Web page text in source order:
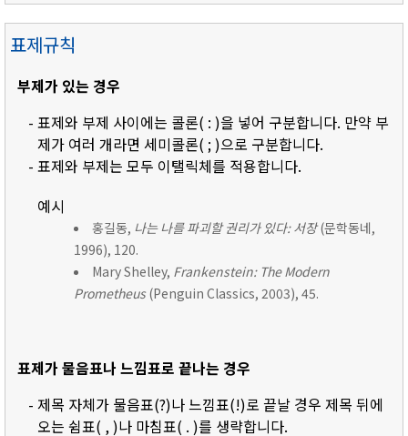
표제규칙
부제가 있는 경우
- 표제와 부제 사이에는 콜론( : )을 넣어 구분합니다. 만약 부
제가 여러 개라면 세미콜론( ; )으로 구분합니다.
- 표제와 부제는 모두 이탤릭체를 적용합니다.
예시
홍길동, 나는 나를 파괴할 권리가 있다: 서장(문학동네,
1996), 120.
Mary Shelley, Frankenstein: The Modern
Prometheus(Penguin Classics, 2003), 45.
표제가 물음표나 느낌표로 끝나는 경우
- 제목 자체가 물음표(?)나 느낌표(!)로 끝날 경우 제목 뒤에
오는 쉼표( , )나 마침표( . )를 생략합니다.